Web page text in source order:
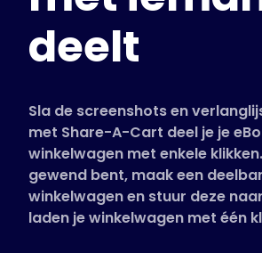
Nederlands
deelt
Sla de screenshots en
met Share-A-Cart deel je je
winkelwagen met enkele
gewend bent, maak een
winkelwagen en stuur deze
laden je winkelwagen met één